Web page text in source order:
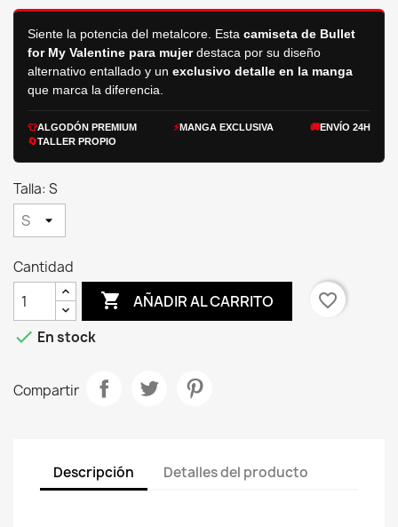
Siente la potencia del metalcore. Esta camiseta de Bullet
for My Valentine para mujerdestaca por su diseño
alternativo entallado y un exclusivo detalle en la manga
que marca la diferencia.
👕ALGODÓN PREMIUM ⚡MANGA EXCLUSIVA 🚚ENVÍO 24H
🔄TALLER PROPIO
Talla: S
Cantidad
 AÑADIR AL CARRITO
favorite_border
 En stock
Compartir
Descripción Detalles del producto